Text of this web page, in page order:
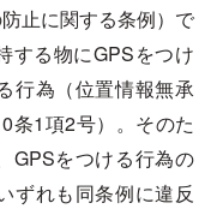
止に関する条例）で
する物にGPSをつけ
行為（位置情報無承
条1項2号）。そのた
GPSをつける行為の
ずれも同条例に違反